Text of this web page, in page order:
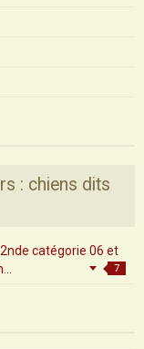
: chiens dits
catégorie 06 et
7